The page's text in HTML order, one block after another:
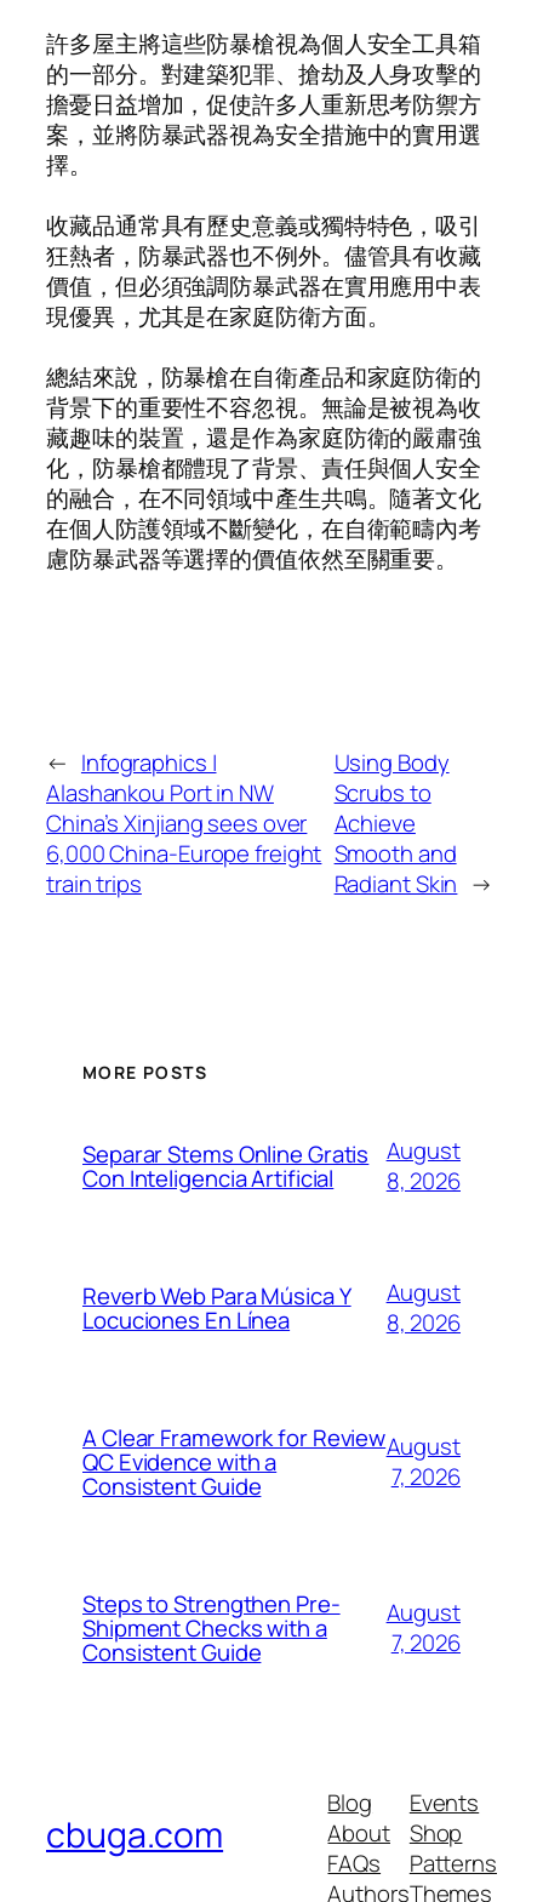
許多屋主將這些防暴槍視為個人安全工具箱
的一部分。對建築犯罪、搶劫及人身攻擊的
擔憂日益增加，促使許多人重新思考防禦方
案，並將防暴武器視為安全措施中的實用選
擇。
收藏品通常具有歷史意義或獨特特色，吸引
狂熱者，防暴武器也不例外。儘管具有收藏
價值，但必須強調防暴武器在實用應用中表
現優異，尤其是在家庭防衛方面。
總結來說，防暴槍在自衛產品和家庭防衛的
背景下的重要性不容忽視。無論是被視為收
藏趣味的裝置，還是作為家庭防衛的嚴肅強
化，防暴槍都體現了背景、責任與個人安全
的融合，在不同領域中產生共鳴。隨著文化
在個人防護領域不斷變化，在自衛範疇內考
慮防暴武器等選擇的價值依然至關重要。
← Infographics |
Alashankou Port in NW
China’s Xinjiang sees over
6,000 China-Europe freight
train trips
Using Body
Scrubs to
Achieve
Smooth and
Radiant Skin →
MORE POSTS
Separar Stems Online Gratis
Con Inteligencia Artificial
August
8, 2026
Reverb Web Para Música Y
Locuciones En Línea
August
8, 2026
A Clear Framework for Review
QC Evidence with a
Consistent Guide
August
7, 2026
Steps to Strengthen Pre-
Shipment Checks with a
Consistent Guide
August
7, 2026
cbuga.com
Blog
About
FAQs
Authors
Events
Shop
Patterns
Themes